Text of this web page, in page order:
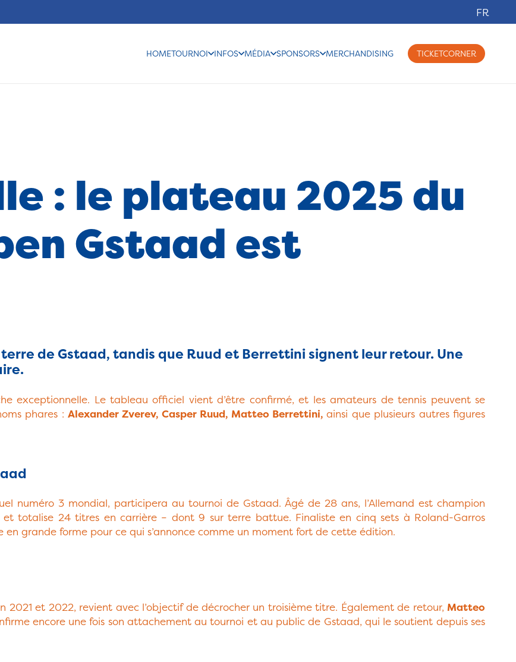
FR
HOMETOURNOI INFOS MÉDIA SPONSORS MERCHANDISING TICKETCORNER
: le plateau 2025 du
Gstaad est
de Gstaad, tandis que Ruud et Berrettini signent leur retour. Une
exceptionnelle. Le tableau officiel vient d’être confirmé, et les amateurs de tennis peuvent se
phares : Alexander Zverev, Casper Ruud, Matteo Berrettini,ainsi que plusieurs autres figures
numéro 3 mondial, participera au tournoi de Gstaad. Âgé de 28 ans, l’Allemand est champion
et totalise 24 titres en carrière – dont 9 sur terre battue. Finaliste en cinq sets à Roland-Garros
en grande forme pour ce qui s’annonce comme un moment fort de cette édition.
2021 et 2022, revient avec l’objectif de décrocher un troisième titre. Également de retour, Matteo
encore une fois son attachement au tournoi et au public de Gstaad, qui le soutient depuis ses